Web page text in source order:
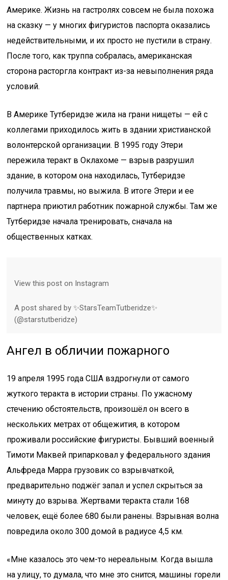
Америке. Жизнь на гастролях совсем не была похожа
на сказку — у многих фигуристов паспорта оказались
недействительными, и их просто не пустили в страну.
После того, как труппа собралась, американская
сторона расторгла контракт из-за невыполнения ряда
условий.
В Америке Тутберидзе жила на грани нищеты — ей с
коллегами приходилось жить в здании христианской
волонтерской организации. В 1995 году Этери
пережила теракт в Оклахоме — взрыв разрушил
здание, в котором она находилась, Тутберидзе
получила травмы, но выжила. В итоге Этери и ее
партнера приютил работник пожарной службы. Там же
Тутберидзе начала тренировать, сначала на
общественных катках.
View this post on Instagram
A post shared by ✨StarsTeamTutberidze✨
(@starstutberidze)
Ангел в обличии пожарного
19 апреля 1995 года США вздрогнули от самого
жуткого теракта в истории страны. По ужасному
стечению обстоятельств, произошёл он всего в
нескольких метрах от общежития, в котором
проживали российские фигуристы. Бывший военный
Тимоти Маквей припарковал у федерального здания
Альфреда Марра грузовик со взрывчаткой,
предварительно поджёг запал и успел скрыться за
минуту до взрыва. Жертвами теракта стали 168
человек, ещё более 680 были ранены. Взрывная волна
повредила около 300 домой в радиусе 4,5 км.
«Мне казалось это чем-то нереальным. Когда вышла
на улицу, то думала, что мне это снится, машины горели